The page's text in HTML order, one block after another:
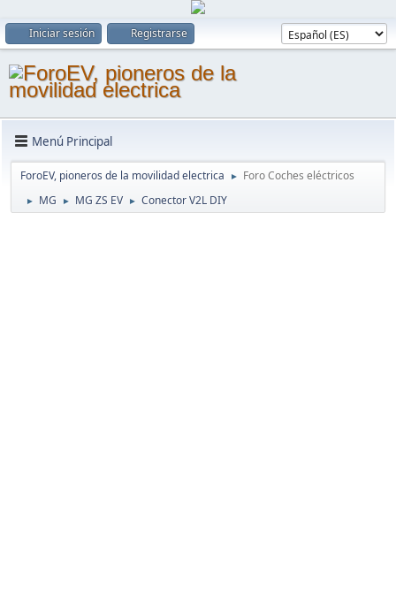
Iniciar sesión Registrarse
Menú Principal
ForoEV, pioneros de la movilidad electrica ► Foro Coches eléctricos
► MG ► MG ZS EV ► Conector V2L DIY